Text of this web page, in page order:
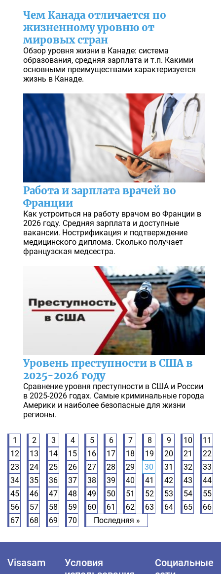
Чем Канада отличается по
жизненному уровню от
мировых стран
Обзор уровня жизни в Канаде: система
образования, средняя зарплата и т.п. Какими
основными преимуществами характеризуется
жизнь в Канаде.
Работа и зарплата врачей во
Франции
Как устроиться на работу врачом во Франции в
2026 году. Средняя зарплата и доступные
вакансии. Нострификация и подтверждение
медицинского диплома. Сколько получает
французская медсестра.
Уровень преступности в США в
2025-2026 году
Сравнение уровня преступности в США и России
в 2025-2026 годах. Самые криминальные города
Америки и наиболее безопасные для жизни
регионы.
1 2 3 4 5 6 7 8 9 10
11
12
13 14 15 16 17 18 19 20 21
22
23
24 25 26 27 28 29 30 31 32
33
34
35 36 37 38 39 40 41 42 43
44
45
46 47 48 49 50 51 52 53 54
55
56
57 58 59 60 61 62 63 64 65
66
67
68 69 70 Последняя »
Visasam
Условия
Социальные